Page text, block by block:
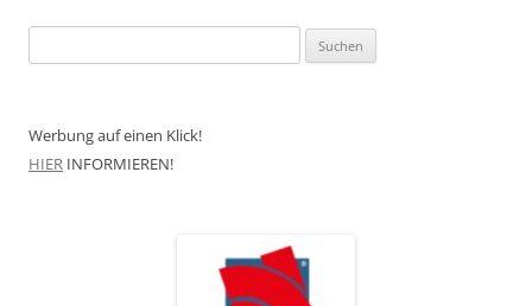
nach:
Werbung auf einen Klick!
HIER INFORMIEREN!